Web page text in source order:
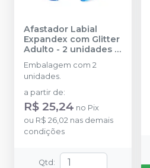
Afastador Labial
Expandex com Glitter
Adulto - 2 unidades -
LYSANDA
Embalagem com 2
unidades.
a partir de:
R$ 25,24 no Pix
ou R$ 26,02 nas demais
condições
Qtd :